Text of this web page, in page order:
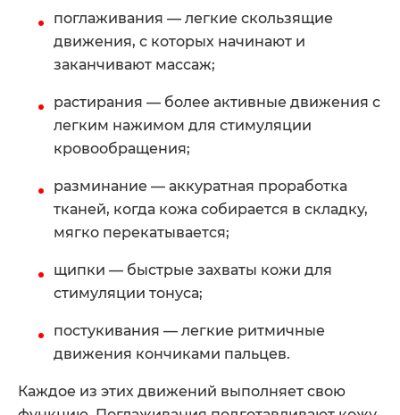
поглаживания — легкие скользящие
движения, с которых начинают и
заканчивают массаж;
растирания — более активные движения с
легким нажимом для стимуляции
кровообращения;
разминание — аккуратная проработка
тканей, когда кожа собирается в складку,
мягко перекатывается;
щипки — быстрые захваты кожи для
стимуляции тонуса;
постукивания — легкие ритмичные
движения кончиками пальцев.
Каждое из этих движений выполняет свою